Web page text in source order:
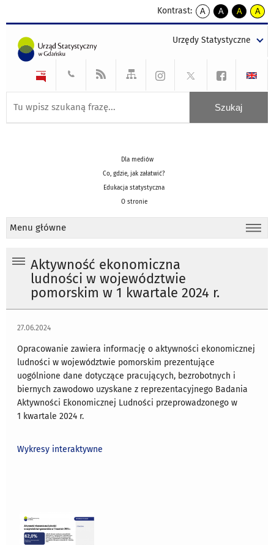
Kontrast:
A
kontrast
A
kontrast
tekst
czarnym
A
kontrast
tekst
czarnym
A
tekst
żółtym
Urzędy Statystyczne
Dla mediów
Co, gdzie, jak załatwić?
Edukacja statystyczna
O stronie
Menu główne
Aktywność ekonomiczna
ludności w województwie
pomorskim w 1 kwartale 2024 r.
27.06.2024
Opracowanie zawiera informację o aktywności ekonomicznej
ludności w województwie pomorskim prezentujące
uogólnione dane dotyczące pracujących, bezrobotnych i
biernych zawodowo uzyskane z reprezentacyjnego Badania
Aktywności Ekonomicznej Ludności przeprowadzonego w
1 kwartale 2024 r.
Wykresy interaktywne